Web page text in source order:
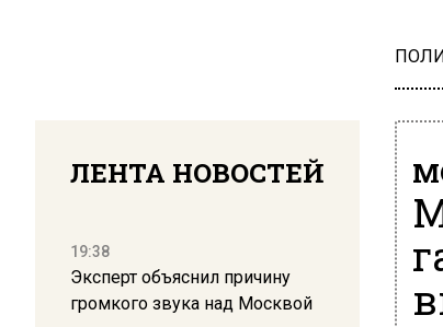
ЛЕНТА НОВОСТЕЙ
19:38
Эксперт объяснил причину
громкого звука над Москвой